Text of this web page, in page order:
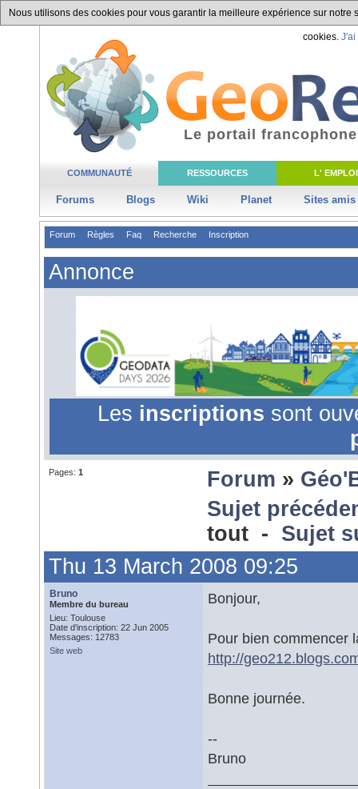
Nous utilisons des cookies pour vous garantir la meilleure expérience sur
cookies. J'ai
COMMUNAUTÉ RESSOURCES L' EMPLOI
Forums Blogs Wiki Planet Sites amis
Le portail
Forum Règles Faq Recherche Inscription
Annonce
Les inscriptions sont
Pages: 1 Forum »
Sujet
tout - Sujet
Thu 13 March 2008 09:25
Bruno
Membre du bureau
Lieu: Toulouse
Date d'inscription: 22 Jun 2005
Messages: 12783
Site web
Bonjour,
Pour bien commencer
http://
Bonne journée.
--
Bruno